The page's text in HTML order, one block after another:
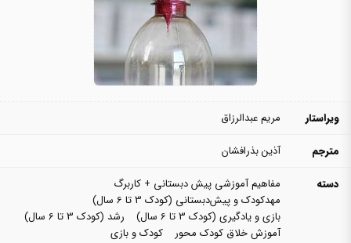
ویراستار
مریم عبدالرزاق
مترجم
آذین بذرافشان
دسته
مفاهیم آموزشی پیش دبستانی + کاربرگ
مهدکودک و پیش‌دبستانی (کودک 3 تا 6 سال)
بازی و یادگیری (کودک 3 تا 6 سال)
رشد (کودک 3 تا 6 سال)
آموزش خلاق کودک محور
کودک و بازی